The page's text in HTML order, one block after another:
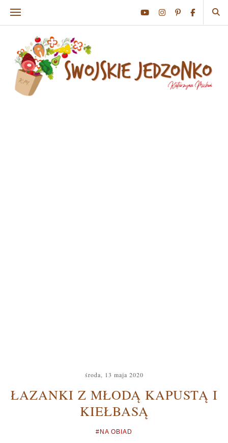
środa, 13 maja 2020
ŁAZANKI Z MŁODĄ KAPUSTĄ I
KIEŁBASĄ
#NA OBIAD